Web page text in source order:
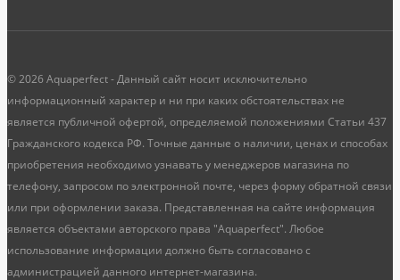
© 2026 Aquaperfect - Данный сайт носит исключительно
информационный характер и ни при каких обстоятельствах не
является публичной офертой, определяемой положениями Статьи 437
Гражданского кодекса РФ. Точные данные о наличии, ценах и способах
приобретения необходимо узнавать у менеджеров магазина по
телефону, запросом по электронной почте, через форму обратной связи
или при оформлении заказа. Представленная на сайте информация
является объектами авторского права "Aquaperfect". Любое
использование информации должно быть согласовано с
администрацией данного интернет-магазина.